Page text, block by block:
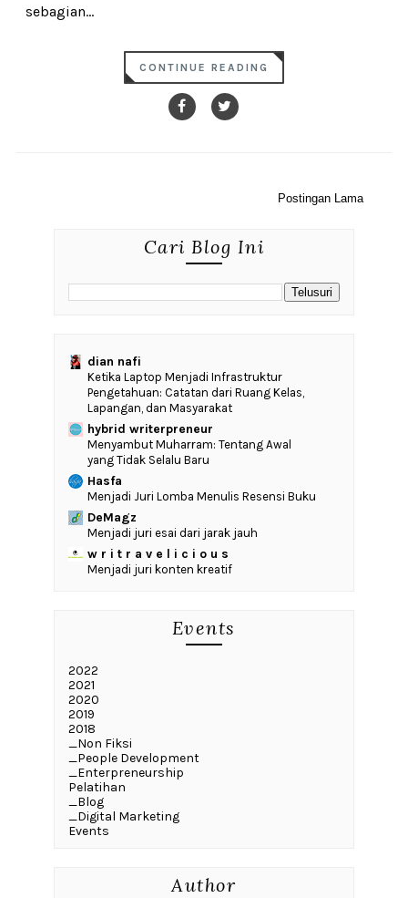
sebagian...
CONTINUE READING
Postingan Lama
Cari Blog Ini
dian nafi
Ketika Laptop Menjadi Infrastruktur
Pengetahuan: Catatan dari Ruang Kelas,
Lapangan, dan Masyarakat
hybrid writerpreneur
Menyambut Muharram: Tentang Awal
yang Tidak Selalu Baru
Hasfa
Menjadi Juri Lomba Menulis Resensi Buku
DeMagz
Menjadi juri esai dari jarak jauh
w r i t r a v e l i c i o u s
Menjadi juri konten kreatif
Events
2022
2021
2020
2019
2018
_Non Fiksi
_People Development
_Enterpreneurship
Pelatihan
_Blog
_Digital Marketing
Events
Author